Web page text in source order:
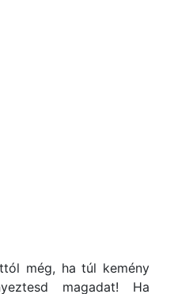
még, ha túl kemény
magadat! Ha